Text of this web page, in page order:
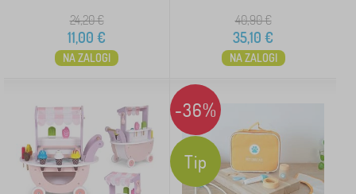
24,20€
11,00 €
NA ZALOGI
40,90€
35,10 €
NA ZALOGI
-36%
Tip